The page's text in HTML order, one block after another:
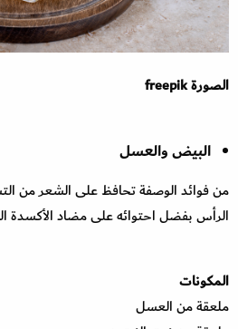
الصورة freepik
البيض والعسل
من فوائد الوصفة تحافظ على الشعر من
الرأس بفضل احتوائه على مضاد الأكسدة
المكونات
ملعقة من العسل